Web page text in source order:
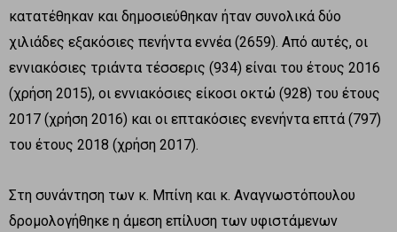
κατατέθηκαν και δημοσιεύθηκαν ήταν συνολικά δύο
χιλιάδες εξακόσιες πενήντα εννέα (2659). Από αυτές, οι
εννιακόσιες τριάντα τέσσερις (934) είναι του έτους 2016
(χρήση 2015), οι εννιακόσιες είκοσι οκτώ (928) του έτους
2017 (χρήση 2016) και οι επτακόσιες ενενήντα επτά (797)
του έτους 2018 (χρήση 2017).
Στη συνάντηση των κ. Μπίνη και κ. Αναγνωστόπουλου
δρομολογήθηκε η άμεση επίλυση των υφιστάμενων